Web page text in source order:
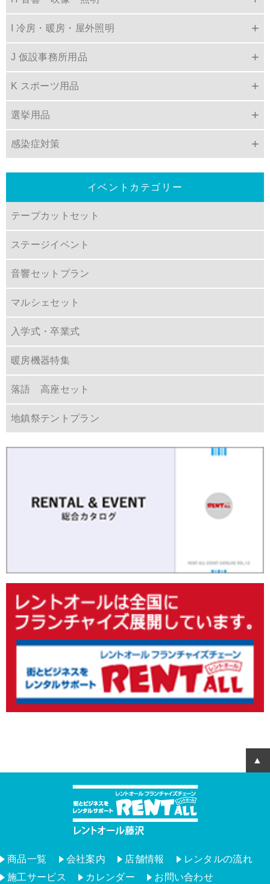
I 冷房・暖房・屋外照明
J 仮設事務所用品
K スポーツ用品
選挙用品
感染症対策
イベントカテゴリー
テープカットセット
ステージイベント
音響セットプラン
マルシェセット
入学式・卒業式
暖房機器特集
落語 高座セット
地鎮祭テントプラン
商品一覧 会社案内 店舗情報
レンタルの流れ
施工サービス
カレンダー お問い合わせ